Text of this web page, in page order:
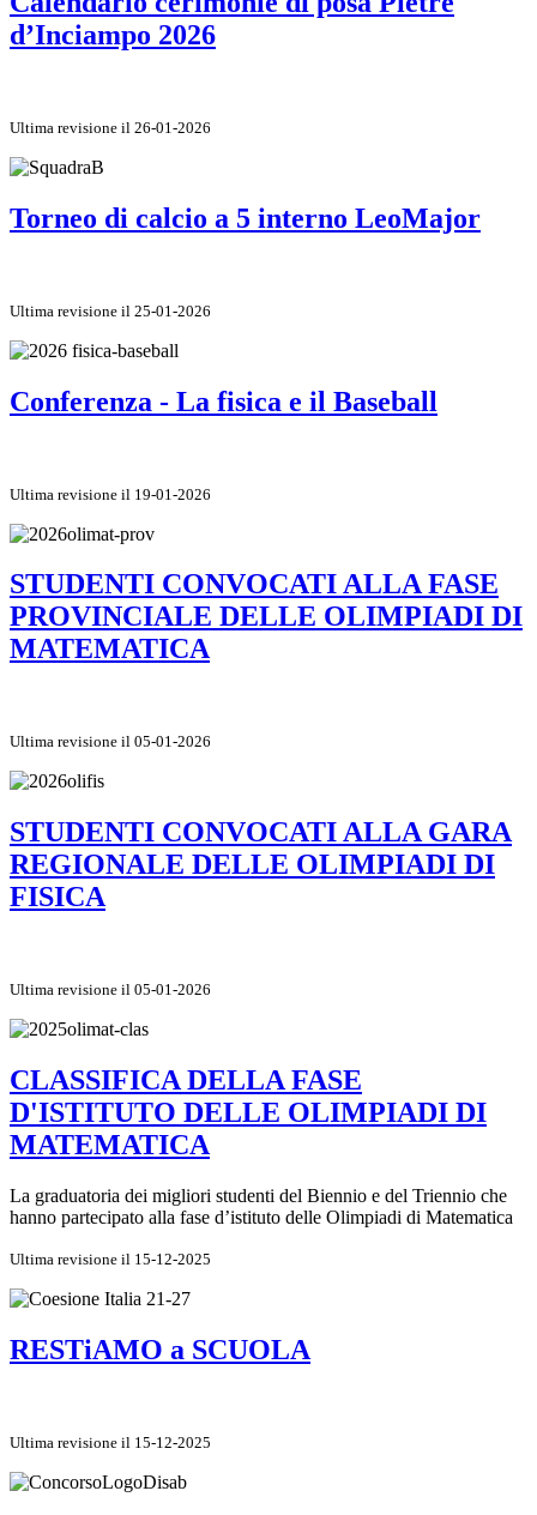
d’Inciampo 2026
Ultima revisione il 26-01-2026
Torneo di calcio a 5 interno LeoMajor
Ultima revisione il 25-01-2026
Conferenza - La fisica e il Baseball
Ultima revisione il 19-01-2026
STUDENTI CONVOCATI ALLA FASE
PROVINCIALE DELLE OLIMPIADI DI
MATEMATICA
Ultima revisione il 05-01-2026
STUDENTI CONVOCATI ALLA GARA
REGIONALE DELLE OLIMPIADI DI
FISICA
Ultima revisione il 05-01-2026
CLASSIFICA DELLA FASE
D'ISTITUTO DELLE OLIMPIADI DI
MATEMATICA
La graduatoria dei migliori studenti del Biennio e del Triennio che
hanno partecipato alla fase d’istituto delle Olimpiadi di Matematica
Ultima revisione il 15-12-2025
RESTiAMO a SCUOLA
Ultima revisione il 15-12-2025